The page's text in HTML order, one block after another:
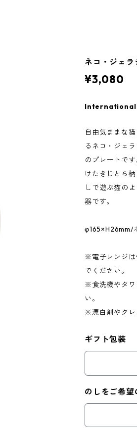
ネコ・ジェラ
¥3,080
International
自由気ままな
るネコ・ジェ
のプレートで
けたきじとら
しで遊ぶ猫の
器です。
φ165×H26mm/
※電子レンジは
でください。
※食洗機やタワ
い。
※漂白剤やクレ
ギフト包装
のしをご希